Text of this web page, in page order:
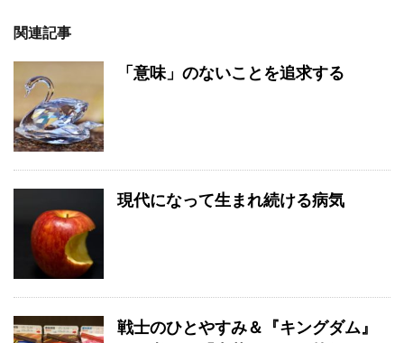
関連記事
「意味」のないことを追求する
現代になって生まれ続ける病気
戦士のひとやすみ＆『キングダム』